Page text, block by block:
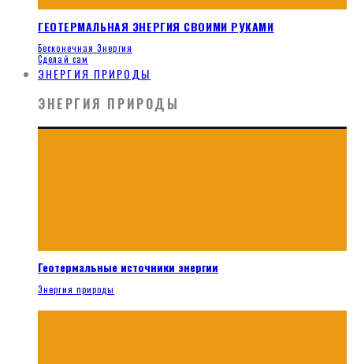
ГЕОТЕРМАЛЬНАЯ ЭНЕРГИЯ СВОИМИ РУКАМИ
Бесконечная Энергия
Сделай сам
ЭНЕРГИЯ ПРИРОДЫ
ЭНЕРГИЯ ПРИРОДЫ
Геотермальные источники энергии
Энергия природы